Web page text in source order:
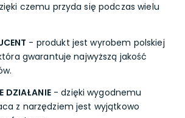
czemu przyda się podczas wielu
- produkt jest wyrobem polskiej
gwarantuje najwyższą jakość
DZIAŁANIE- dzięki wygodnemu
z narzędziem jest wyjątkowo